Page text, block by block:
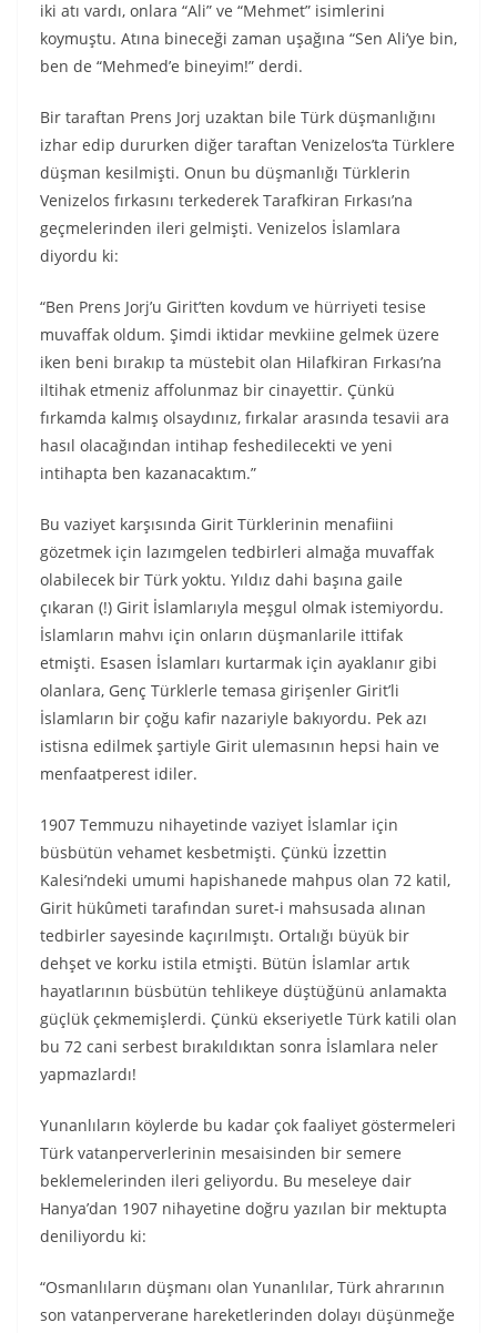
iki atı vardı, onlara “Ali” ve “Mehmet” isimlerini
koymuştu. Atına bineceği zaman uşağına “Sen Ali’ye bin,
ben de “Mehmed’e bineyim!” derdi.
Bir taraftan Prens Jorj uzaktan bile Türk düşmanlığını
izhar edip dururken diğer taraftan Venizelos’ta Türklere
düşman kesilmişti. Onun bu düşmanlığı Türklerin
Venizelos fırkasını terkederek Tarafkiran Fırkası’na
geçmelerinden ileri gelmişti. Venizelos İslamlara
diyordu ki:
“Ben Prens Jorj’u Girit’ten kovdum ve hürriyeti tesise
muvaffak oldum. Şimdi iktidar mevkiine gelmek üzere
iken beni bırakıp ta müstebit olan Hilafkiran Fırkası’na
iltihak etmeniz affolunmaz bir cinayettir. Çünkü
fırkamda kalmış olsaydınız, fırkalar arasında tesavii ara
hasıl olacağından intihap feshedilecekti ve yeni
intihapta ben kazanacaktım.”
Bu vaziyet karşısında Girit Türklerinin menafiini
gözetmek için lazımgelen tedbirleri almağa muvaffak
olabilecek bir Türk yoktu. Yıldız dahi başına gaile
çıkaran (!) Girit İslamlarıyla meşgul olmak istemiyordu.
İslamların mahvı için onların düşmanlarile ittifak
etmişti. Esasen İslamları kurtarmak için ayaklanır gibi
olanlara, Genç Türklerle temasa girişenler Girit’li
İslamların bir çoğu kafir nazariyle bakıyordu. Pek azı
istisna edilmek şartiyle Girit ulemasının hepsi hain ve
menfaatperest idiler.
1907 Temmuzu nihayetinde vaziyet İslamlar için
büsbütün vehamet kesbetmişti. Çünkü İzzettin
Kalesi’ndeki umumi hapishanede mahpus olan 72 katil,
Girit hükûmeti tarafından suret-i mahsusada alınan
tedbirler sayesinde kaçırılmıştı. Ortalığı büyük bir
dehşet ve korku istila etmişti. Bütün İslamlar artık
hayatlarının büsbütün tehlikeye düştüğünü anlamakta
güçlük çekmemişlerdi. Çünkü ekseriyetle Türk katili olan
bu 72 cani serbest bırakıldıktan sonra İslamlara neler
yapmazlardı!
Yunanlıların köylerde bu kadar çok faaliyet göstermeleri
Türk vatanperverlerinin mesaisinden bir semere
beklemelerinden ileri geliyordu. Bu meseleye dair
Hanya’dan 1907 nihayetine doğru yazılan bir mektupta
deniliyordu ki:
“Osmanlıların düşmanı olan Yunanlılar, Türk ahrarının
son vatanperverane hareketlerinden dolayı düşünmeğe